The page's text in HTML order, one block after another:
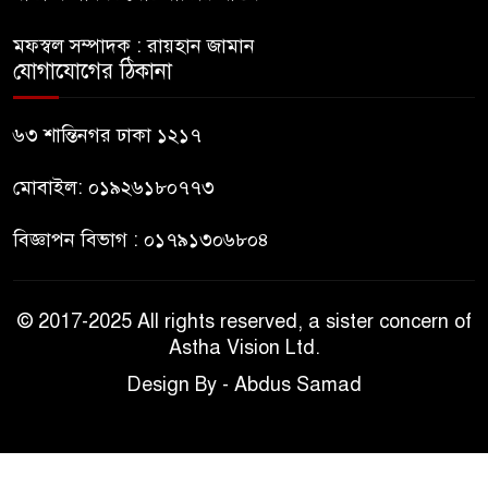
মফস্বল সম্পাদক : রায়হান জামান
যোগাযোগের ঠিকানা
৬৩ শান্তিনগর ঢাকা ১২১৭
মোবাইল: ০১৯২৬১৮০৭৭৩
বিজ্ঞাপন বিভাগ : ০১৭৯১৩০৬৮০৪
© 2017-2025 All rights reserved, a sister concern of
Astha Vision Ltd.
Design By - Abdus Samad